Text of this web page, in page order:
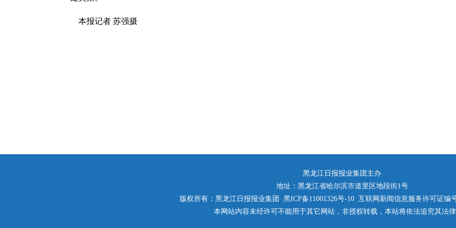
本报记者 苏强摄
黑龙江日报报业集团主办
地址：黑龙江省哈尔滨市道里区地段街1号
版权所有：黑龙江日报报业集团 黑ICP备11001326号-10 互联网新闻信息服务许可证编
本网站内容未经许可不能用于其它网站，非授权转载，本站将依法追究其法